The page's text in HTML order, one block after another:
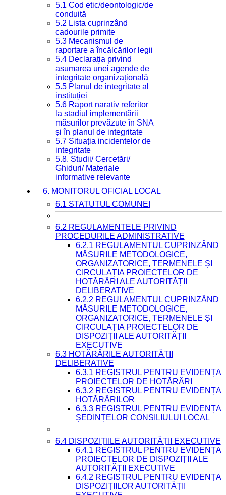
5.1 Cod etic/deontologic/de
conduită
5.2 Lista cuprinzând
cadourile primite
5.3 Mecanismul de
raportare a încălcărilor legii
5.4 Declarația privind
asumarea unei agende de
integritate organizațională
5.5 Planul de integritate al
instituției
5.6 Raport narativ referitor
la stadiul implementării
măsurilor prevăzute în SNA
și în planul de integritate
5.7 Situația incidentelor de
integritate
5.8. Studii/ Cercetări/
Ghiduri/ Materiale
informative relevante
6. MONITORUL OFICIAL LOCAL
6.1 STATUTUL COMUNEI
6.2 REGULAMENTELE PRIVIND
PROCEDURILE ADMINISTRATIVE
6.2.1 REGULAMENTUL CUPRINZÂND
MĂSURILE METODOLOGICE,
ORGANIZATORICE, TERMENELE ȘI
CIRCULAȚIA PROIECTELOR DE
HOTĂRÂRI ALE AUTORITĂȚII
DELIBERATIVE
6.2.2 REGULAMENTUL CUPRINZÂND
MĂSURILE METODOLOGICE,
ORGANIZATORICE, TERMENELE ȘI
CIRCULAȚIA PROIECTELOR DE
DISPOZIȚII ALE AUTORITĂȚII
EXECUTIVE
6.3 HOTĂRÂRILE AUTORITĂȚII
DELIBERATIVE
6.3.1 REGISTRUL PENTRU EVIDENȚA
PROIECTELOR DE HOTĂRÂRI
6.3.2 REGISTRUL PENTRU EVIDENȚA
HOTĂRÂRILOR
6.3.3 REGISTRUL PENTRU EVIDENȚA
ȘEDINȚELOR CONSILIULUI LOCAL
6.4 DISPOZIȚIILE AUTORITĂȚII EXECUTIVE
6.4.1 REGISTRUL PENTRU EVIDENȚA
PROIECTELOR DE DISPOZIȚII ALE
AUTORITĂȚII EXECUTIVE
6.4.2 REGISTRUL PENTRU EVIDENȚA
DISPOZIȚIILOR AUTORITĂȚII